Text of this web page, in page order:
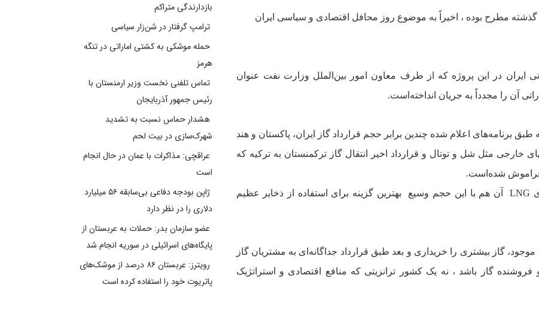
گذشته مطرح بوده ، اخيراً به موضوع روز محافل اقتصادى و سياسى ايران
قيمت گاز صادراتى ايران در اين پروژه که از طرف معاون امور بين‌الملل وزارت نفت عنوان
آن را مجدداً‌ به جريان انداخته‌است.
طبق برنامه‌هاى اعلام شده چندين برابر حجم قرارداد گاز ايران، پاکستان و هند
خارجى مثل شل و توتال و قرارداد اخير انتقال گاز ترکمنستان به ترکيه که
فراموش شده‌است.
LNG آن هم با اين حجم وسيع
بهترين گزينه براى استفاده از ذخاير عظيم
موجود، گاز بيشترى را خريدارى و بعد طبق قرارداد جداگانه‌اى به مشتريان گاز
و فروشنده گاز باشد ، نه يک کشور ترانزيتى که منافع اقتصادى و استراتژيک
بازدارندگی متراکم
ترامپ گرفتار در شن‌زار سیاسی
حمله موشکی به کشتی اماراتی در تنگه
هرمز
تماس تلفنی نخست وزیر ارمنستان با
رئیس جمهور آذربایجان
هشدار حماس نسبت به تشدید
شهرک‌سازی در بیت‌ لحم
عراقچی: مذاکرات با عمان در حال انجام
است
ژاپن بودجه دفاعی بی‌سابقه ۵۶ میلیارد
دلاری را در نظر دارد
عضو سازمان بدر: حملات به عربستان از
پایگاه‌های اسرائیلی در سوریه انجام شد
رویترز: عربستان ۸۶ درصد از موشک‌های
پاتریوت خود را استفاده کرده است